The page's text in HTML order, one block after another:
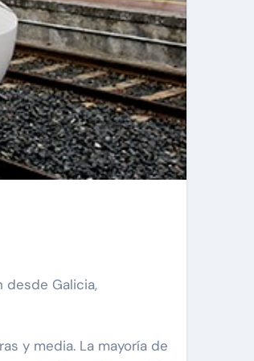
desde Galicia,
y media. La mayoría de